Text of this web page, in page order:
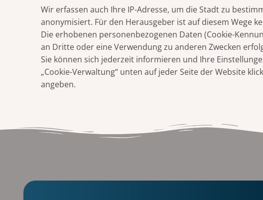
Wir erfassen auch Ihre IP-Adresse, um die Stadt zu
anonymisiert. Für den Herausgeber ist auf diesem Wege
Die erhobenen personenbezogenen Daten (Cookie-
an Dritte oder eine Verwendung zu anderen Zwecken
Sie können sich jederzeit informieren und Ihre
„Cookie-Verwaltung“ unten auf jeder Seite der Website
angeben.